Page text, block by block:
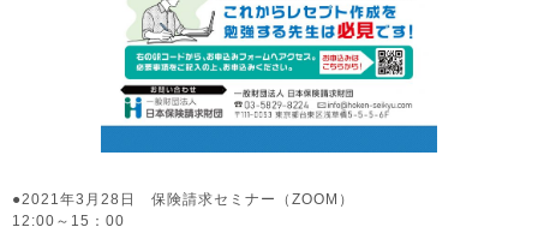
●2021年3月28日 保険請求セミナー（ZOOM）
12:00～15：00